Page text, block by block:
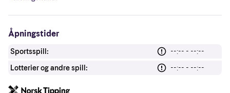
Åpningstider
Sportsspill:
--:-- - --:--
Lotterier og andre spill:
--:-- - --:--